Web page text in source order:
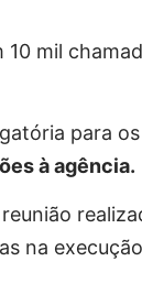
mil
para
à agência.
na